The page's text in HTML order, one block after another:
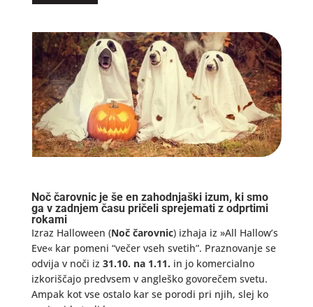
Noč čarovnic je še en zahodnjaški izum, ki smo
ga v zadnjem času pričeli sprejemati z odprtimi
rokami
Izraz Halloween (Noč čarovnic) izhaja iz »All Hallow’s
Eve« kar pomeni “večer vseh svetih”. Praznovanje se
odvija v noči iz 31.10. na 1.11. in jo komercialno
izkoriščajo predvsem v angleško govorečem svetu.
Ampak kot vse ostalo kar se porodi pri njih, slej ko